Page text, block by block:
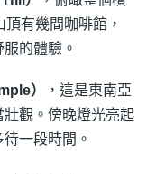
有幾間咖啡館，
的體驗。
）
，這是東南亞
觀。傍晚燈光亮起
一段時間。